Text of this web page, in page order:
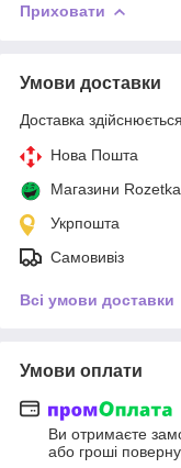
Приховати
Умови доставки
Доставка
Нова Пошта
Магазини Rozetka
Укрпошта
Самовивіз
Всі умови доставки
Умови оплати
Ви отримаєте
або гроші